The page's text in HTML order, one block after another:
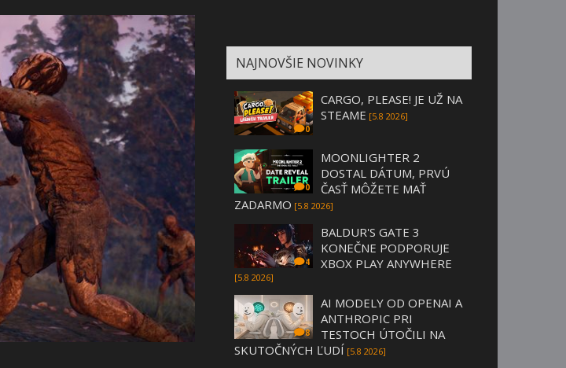
NAJNOVŠIE NOVINKY
0
CARGO, PLEASE! JE UŽ NA
STEAME [5.8 2026]
0
MOONLIGHTER 2
DOSTAL DÁTUM, PRVÚ
ČASŤ MÔŽETE MAŤ
ZADARMO [5.8 2026]
4
BALDUR'S GATE 3
KONEČNE PODPORUJE
XBOX PLAY ANYWHERE
[5.8 2026]
8
AI MODELY OD OPENAI A
ANTHROPIC PRI
TESTOCH ÚTOČILI NA
SKUTOČNÝCH ĽUDÍ [5.8 2026]